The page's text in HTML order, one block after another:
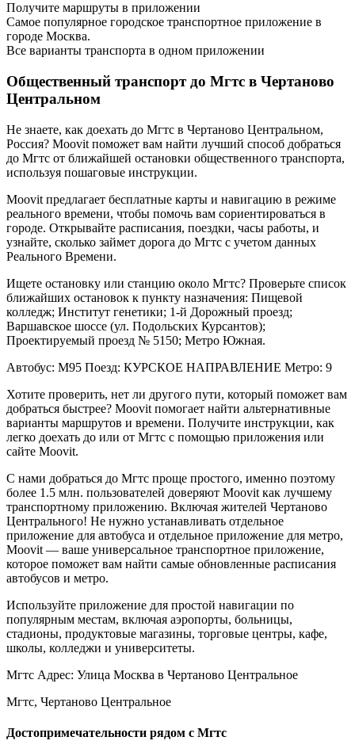
Получите маршруты в приложении
Самое популярное городское транспортное приложение в
городе Москва.
Все варианты транспорта в одном приложении
Общественный транспорт до Мгтс в Чертаново
Центральном
Не знаете, как доехать до Мгтс в Чертаново Центральном,
Россия? Moovit поможет вам найти лучший способ добраться
до Мгтс от ближайшей остановки общественного транспорта,
используя пошаговые инструкции.
Moovit предлагает бесплатные карты и навигацию в режиме
реального времени, чтобы помочь вам сориентироваться в
городе. Открывайте расписания, поездки, часы работы, и
узнайте, сколько займет дорога до Мгтс с учетом данных
Реального Времени.
Ищете остановку или станцию около Мгтс? Проверьте список
ближайших остановок к пункту назначения: Пищевой
колледж; Институт генетики; 1-й Дорожный проезд;
Варшавское шоссе (ул. Подольских Курсантов);
Проектируемый проезд № 5150; Метро Южная.
Автобус: М95 Поезд: КУРСКОЕ НАПРАВЛЕНИЕ Метро: 9
Хотите проверить, нет ли другого пути, который поможет вам
добраться быстрее? Moovit помогает найти альтернативные
варианты маршрутов и времени. Получите инструкции, как
легко доехать до или от Мгтс с помощью приложения или
сайте Moovit.
С нами добраться до Мгтс проще простого, именно поэтому
более 1.5 млн. пользователей доверяют Moovit как лучшему
транспортному приложению. Включая жителей Чертаново
Центрального! Не нужно устанавливать отдельное
приложение для автобуса и отдельное приложение для метро,
Moovit — ваше универсальное транспортное приложение,
которое поможет вам найти самые обновленные расписания
автобусов и метро.
Используйте приложение для простой навигации по
популярным местам, включая аэропорты, больницы,
стадионы, продуктовые магазины, торговые центры, кафе,
школы, колледжи и университеты.
Мгтс Aдрес: Улица Москва в Чертаново Центральное
Мгтс, Чертаново Центральное
Достопримечательности рядом с Мгтс